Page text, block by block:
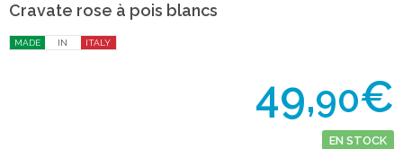
Cravate rose à pois blancs
MADE IN ITALY
49,90€
EN STOCK